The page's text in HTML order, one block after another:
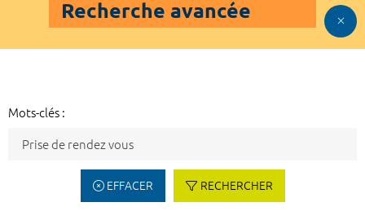
Recherche avancée
Mots-clés :
EFFACER RECHERCHER